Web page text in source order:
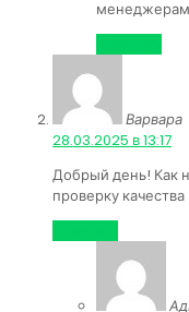
менеджерам
Варвара
28.03.2025 в 13:17
Добрый день! Как
проверку качества